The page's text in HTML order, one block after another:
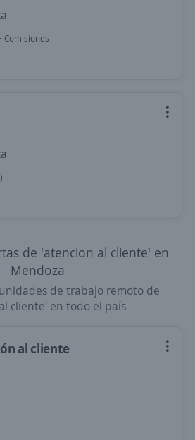
Comisiones
de 'atencion al cliente' en
Mendoza
de trabajo remoto de
cliente' en todo el país
al cliente